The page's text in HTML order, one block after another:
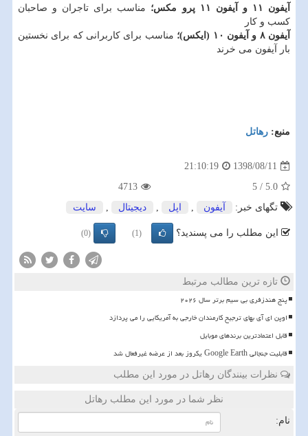
آیفون ۱۱ و آیفون ۱۱ پرو مكس؛
مناسب برای تاجران و صاحبان
كسب و كار
آیفون ۸ و آیفون ۱۰ (ایكس)؛
مناسب برای كاربرانی كه برای نخستین
بار آیفون می خرند
منبع: رهاتل
1398/08/11
21:10:19
5.0
/
5
4713
تگهای خبر:
آیفون , اپل , دیجیتال , سایت
این مطلب را می پسندید؟ (1)
(0)
تازه ترین مطالب مرتبط
پنج هندزفری بی سیم برتر سال ۲۰۲۶
اوپن ای آی بهای ترجیح کارمندان خارجی به آمریکایی را می پردازد
قابل اعتمادترین برندهای موبایل
قابلیت جنجالی Google Earth یکروز بعد از عرضه غیرفعال شد
نظرات بینندگان رهاتل در مورد این مطلب
نظر شما در مورد این مطلب رهاتل
نام: